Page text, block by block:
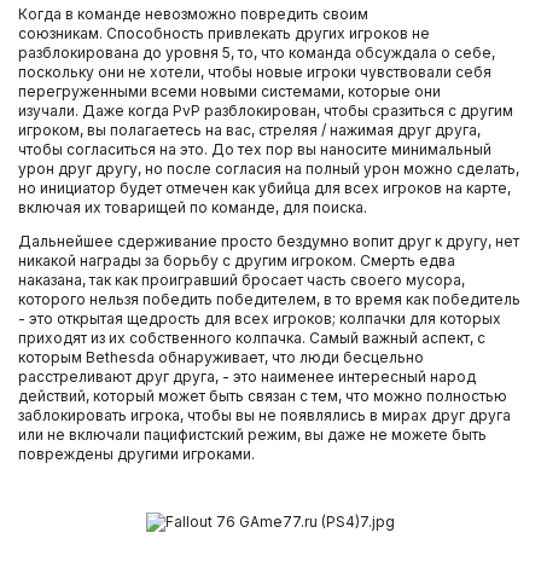
Когда в команде невозможно повредить своим
союзникам. Способность привлекать других игроков не
разблокирована до уровня 5, то, что команда обсуждала о себе,
поскольку они не хотели, чтобы новые игроки чувствовали себя
перегруженными всеми новыми системами, которые они
изучали. Даже когда PvP разблокирован, чтобы сразиться с другим
игроком, вы полагаетесь на вас, стреляя / нажимая друг друга,
чтобы согласиться на это. До тех пор вы наносите минимальный
урон друг другу, но после согласия на полный урон можно сделать,
но инициатор будет отмечен как убийца для всех игроков на карте,
включая их товарищей по команде, для поиска.
Дальнейшее сдерживание просто бездумно вопит друг к другу, нет
никакой награды за борьбу с другим игроком. Смерть едва
наказана, так как проигравший бросает часть своего мусора,
которого нельзя победить победителем, в то время как победитель
- это открытая щедрость для всех игроков; колпачки для которых
приходят из их собственного колпачка. Самый важный аспект, с
которым Bethesda обнаруживает, что люди бесцельно
расстреливают друг друга, - это наименее интересный народ
действий, который может быть связан с тем, что можно полностью
заблокировать игрока, чтобы вы не появлялись в мирах друг друга
или не включали пацифистский режим, вы даже не можете быть
повреждены другими игроками.